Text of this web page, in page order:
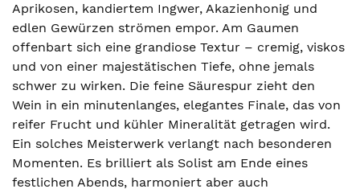
Aprikosen, kandiertem Ingwer, Akazienhonig und
edlen Gewürzen strömen empor. Am Gaumen
offenbart sich eine grandiose Textur – cremig, viskos
und von einer majestätischen Tiefe, ohne jemals
schwer zu wirken. Die feine Säurespur zieht den
Wein in ein minutenlanges, elegantes Finale, das von
reifer Frucht und kühler Mineralität getragen wird.
Ein solches Meisterwerk verlangt nach besonderen
Momenten. Es brilliert als Solist am Ende eines
festlichen Abends, harmoniert aber auch